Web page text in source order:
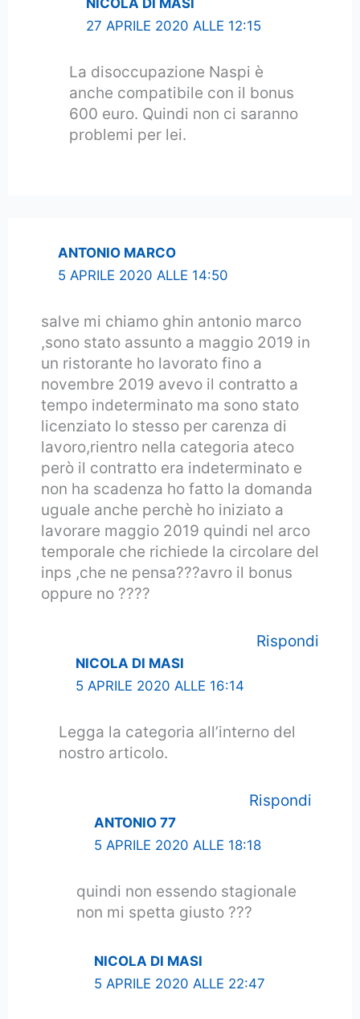
NICOLA DI MASI
27 APRILE 2020 ALLE 12:15
La disoccupazione Naspi è
anche compatibile con il bonus
600 euro. Quindi non ci saranno
problemi per lei.
ANTONIO MARCO
5 APRILE 2020 ALLE 14:50
salve mi chiamo ghin antonio marco
,sono stato assunto a maggio 2019 in
un ristorante ho lavorato fino a
novembre 2019 avevo il contratto a
tempo indeterminato ma sono stato
licenziato lo stesso per carenza di
lavoro,rientro nella categoria ateco
però il contratto era indeterminato e
non ha scadenza ho fatto la domanda
uguale anche perchè ho iniziato a
lavorare maggio 2019 quindi nel arco
temporale che richiede la circolare del
inps ,che ne pensa???avro il bonus
oppure no ????
Rispondi
NICOLA DI MASI
5 APRILE 2020 ALLE 16:14
Legga la categoria all’interno del
nostro articolo.
Rispondi
ANTONIO 77
5 APRILE 2020 ALLE 18:18
quindi non essendo stagionale
non mi spetta giusto ???
NICOLA DI MASI
5 APRILE 2020 ALLE 22:47